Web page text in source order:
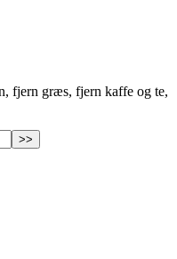
fjern græs, fjern kaffe og te,